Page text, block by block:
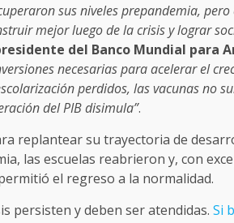
sus niveles prepandemia,
mejor luego de la crisis y lograr
del Banco Mundial para
necesarias para acelerar el
perdidos, las vacunas no
del PIB disimula”.
replantear su trayectoria de
las escuelas reabrieron y, con
el regreso a la normalidad.
persisten y deben ser atendidas. Si